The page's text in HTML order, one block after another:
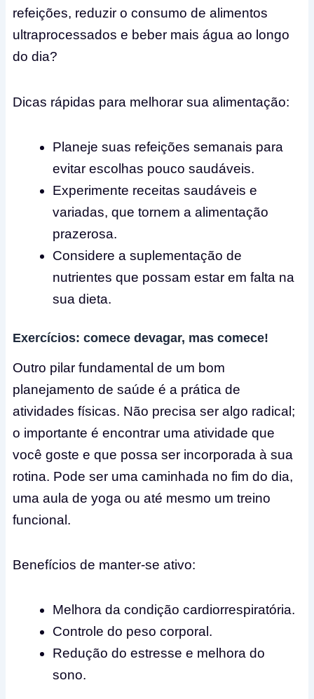
refeições, reduzir o consumo de alimentos
ultraprocessados e beber mais água ao longo
do dia?
Dicas rápidas para melhorar sua alimentação:
Planeje suas refeições semanais para
evitar escolhas pouco saudáveis.
Experimente receitas saudáveis e
variadas, que tornem a alimentação
prazerosa.
Considere a suplementação de
nutrientes que possam estar em falta na
sua dieta.
Exercícios: comece devagar, mas comece!
Outro pilar fundamental de um bom
planejamento de saúde é a prática de
atividades físicas. Não precisa ser algo radical;
o importante é encontrar uma atividade que
você goste e que possa ser incorporada à sua
rotina. Pode ser uma caminhada no fim do dia,
uma aula de yoga ou até mesmo um treino
funcional.
Benefícios de manter-se ativo:
Melhora da condição cardiorrespiratória.
Controle do peso corporal.
Redução do estresse e melhora do
sono.